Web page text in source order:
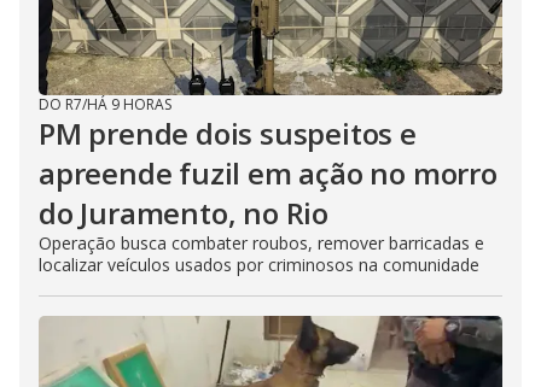
DO R7/HÁ 9 HORAS
PM prende dois suspeitos e
apreende fuzil em ação no morro
do Juramento, no Rio
Operação busca combater roubos, remover barricadas e
localizar veículos usados por criminosos na comunidade